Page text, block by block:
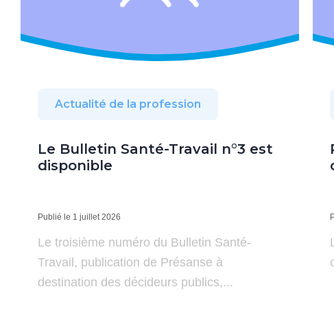
Actualité de la profession
Le Bulletin Santé-Travail n°3 est
disponible
Publié le 1 juillet 2026
Le troisième numéro du Bulletin Santé-
Travail, publication de Présanse à
destination des décideurs publics,...